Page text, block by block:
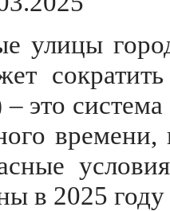
улицы
это
времени,
в 2025